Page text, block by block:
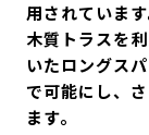
用されていま
木質トラスを
いたロングス
で可能にし、
ます。